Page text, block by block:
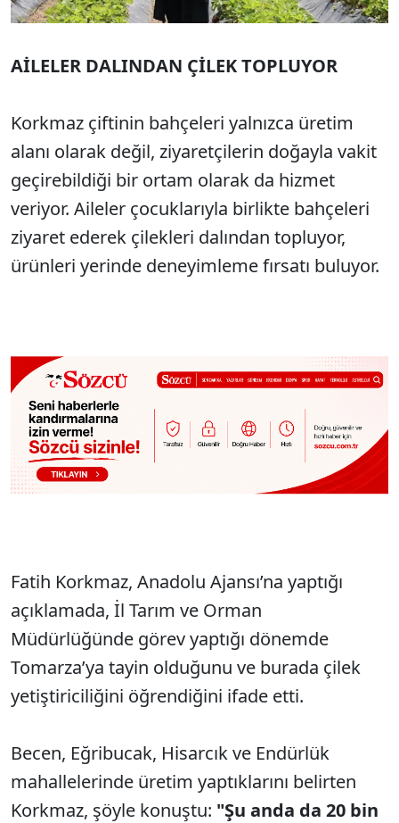
AİLELER DALINDAN ÇİLEK TOPLUYOR
Korkmaz çiftinin bahçeleri yalnızca üretim
alanı olarak değil, ziyaretçilerin doğayla vakit
geçirebildiği bir ortam olarak da hizmet
veriyor. Aileler çocuklarıyla birlikte bahçeleri
ziyaret ederek çilekleri dalından topluyor,
ürünleri yerinde deneyimleme fırsatı buluyor.
Fatih Korkmaz, Anadolu Ajansı’na yaptığı
açıklamada, İl Tarım ve Orman
Müdürlüğünde görev yaptığı dönemde
Tomarza’ya tayin olduğunu ve burada çilek
yetiştiriciliğini öğrendiğini ifade etti.
Becen, Eğribucak, Hisarcık ve Endürlük
mahallelerinde üretim yaptıklarını belirten
Korkmaz, şöyle konuştu: "Şu anda da 20 bin